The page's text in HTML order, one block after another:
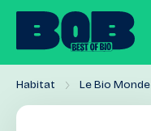
Habitat Le Bio Monde